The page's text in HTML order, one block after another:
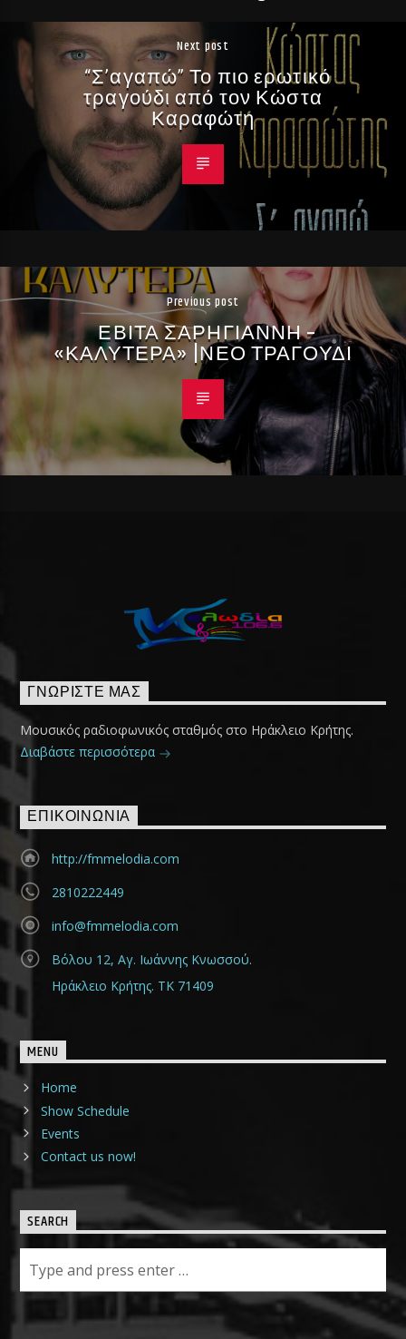
Next post
“Σ’αγαπώ” Το πιο ερωτικό
τραγούδι από τον Κώστα
Καραφώτη
Previous post
ΕΒΙΤΑ ΣΑΡΗΓΙΑΝΝΗ –
«ΚΑΛΥΤΕΡΑ» |ΝΕΟ ΤΡΑΓΟΥΔΙ
ΓΝΩΡΊΣΤΕ ΜΑΣ
Μουσικός ραδιοφωνικός σταθμός στο Ηράκλειο Κρήτης.
Διαβάστε περισσότερα
ΕΠΙΚΟΙΝΩΝΊΑ
http://fmmelodia.com
2810222449
info@fmmelodia.com
Βόλου 12, Αγ. Ιωάννης Κνωσσού.
Ηράκλειο Κρήτης. ΤΚ 71409
MENU
Home
Show Schedule
Events
Contact us now!
SEARCH